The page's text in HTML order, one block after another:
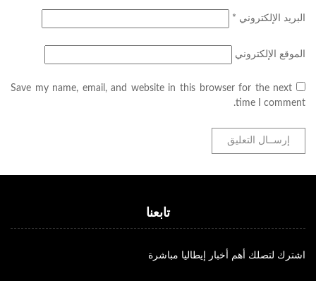
البريد الإلكتروني *
الموقع الإلكتروني
Save my name, email, and website in this browser for the next
time I comment.
تابعنا
اشترك لتصلك أهم أخبار إيطاليا مباشرة